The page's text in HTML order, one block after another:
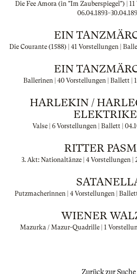
Die Fee Amora (in "Im Zauberspiegel") | 11
06.04.1893–
EIN
Die Courante (1588) | 41 Vorstellungen |
EIN
Ballerinen | 40 Vorstellungen | Ballett |
HARLEKIN /
Valse | 6 Vorstellungen | Ballett |
RITTER
3. Akt: Nationaltänze | 4 Vorstellungen |
Putzmacherinnen | 4 Vorstellungen | Ballett
WIENER
Mazurka / Mazur-Quadrille | 1
Zurück zur Suche